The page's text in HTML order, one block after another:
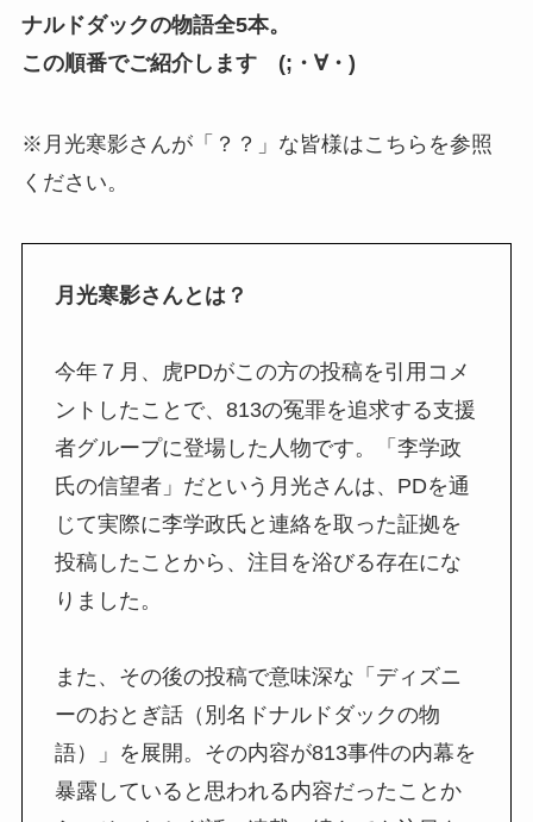
ナルドダックの物語全5本。
この順番でご紹介します (;・∀・)
※月光寒影さんが「？？」な皆様はこちらを参照
ください。
月光寒影さんとは？
今年７月、虎PDがこの方の投稿を引用コメ
ントしたことで、813の冤罪を追求する支援
者グループに登場した人物です。「李学政
氏の信望者」だという月光さんは、PDを通
じて実際に李学政氏と連絡を取った証拠を
投稿したことから、注目を浴びる存在にな
りました。
また、その後の投稿で意味深な「ディズニ
ーのおとぎ話（別名ドナルドダックの物
語）」を展開。その内容が813事件の内幕を
暴露していると思われる内容だったことか